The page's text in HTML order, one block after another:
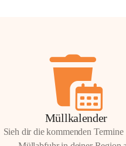
Müllkalender
Sieh dir die kommenden